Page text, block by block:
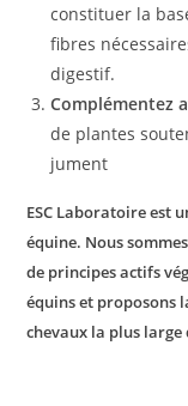
constituer la
fibres
digestif.
Complémentez
de plantes
jument
ESC Laboratoire est
équine. Nous
de principes actifs
équins et proposons
chevaux la plus large